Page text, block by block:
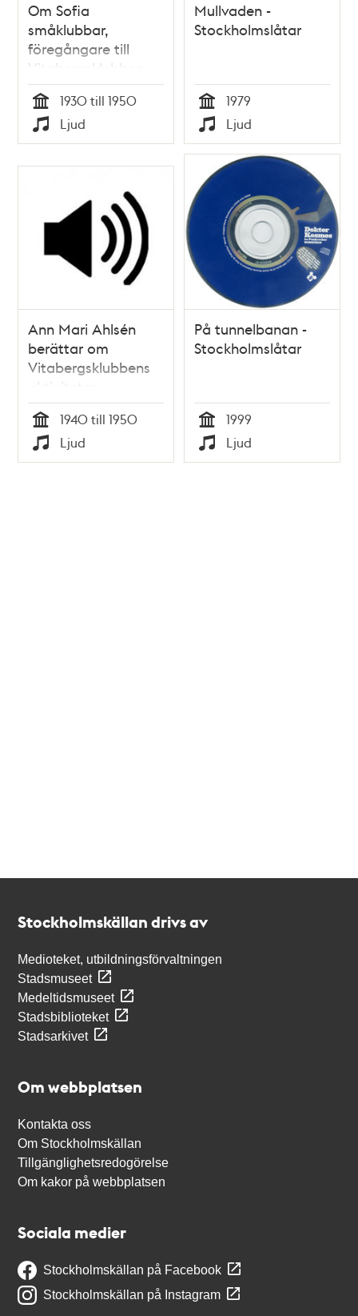
Om Sofia
småklubbar,
föregångare till
Vitabergsklubben.
Tid
1930 till 1950
Typ
Ljud
Mullvaden -
Stockholmslåtar
Tid
1979
Typ
Ljud
Ann Mari Ahlsén
berättar om
Vitabergsklubbens
aktiviteter.
Tid
1940 till 1950
Typ
Ljud
På tunnelbanan -
Stockholmslåtar
Tid
1999
Typ
Ljud
Stockholmskällan drivs av
Medioteket, utbildningsförvaltningen
Stadsmuseet
Medeltidsmuseet
Stadsbiblioteket
Stadsarkivet
Om webbplatsen
Kontakta oss
Om Stockholmskällan
Tillgänglighetsredogörelse
Om kakor på webbplatsen
Sociala medier
Stockholmskällan på Facebook
Stockholmskällan på Instagram